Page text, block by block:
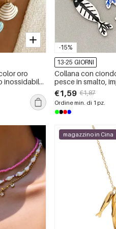
oro
inossidabile
da 1
-15%
13-25 GIORNI
Collana con
pesce in smalto,
acciaio
donna, ideale per
€1,59 €1,87
Ordine min. di 1 pz.
magazzino in Cina